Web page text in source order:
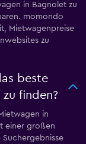
in Bagnolet zu
momondo
Mietwagenpreise
zu
beste
finden?
in
einer großen
Suchergebnisse